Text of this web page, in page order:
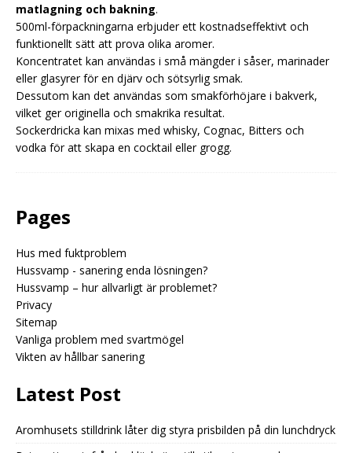
matlagning och bakning.
500ml-förpackningarna erbjuder ett kostnadseffektivt och
funktionellt sätt att prova olika aromer.
Koncentratet kan användas i små mängder i såser, marinader
eller glasyrer för en djärv och sötsyrlig smak.
Dessutom kan det användas som smakförhöjare i bakverk,
vilket ger originella och smakrika resultat.
Sockerdricka kan mixas med whisky, Cognac, Bitters och
vodka för att skapa en cocktail eller grogg.
Pages
Hus med fuktproblem
Hussvamp - sanering enda lösningen?
Hussvamp – hur allvarligt är problemet?
Privacy
Sitemap
Vanliga problem med svartmögel
Vikten av hållbar sanering
Latest Post
Aromhusets stilldrink låter dig styra prisbilden på din lunchdryck